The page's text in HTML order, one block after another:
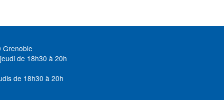
Grenoble
de 18h30 à 20h
de 18h30 à 20h